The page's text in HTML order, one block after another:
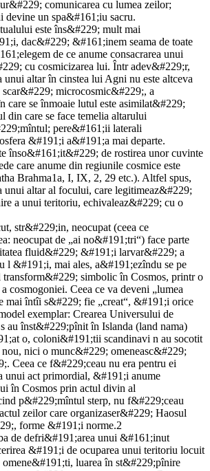
comunicarea cu lumea zeilor;
devine un spa&#161;iu sacru.
este îns&#229; mult mai
dac&#229; &#161;inem seama de toate
de ce anume consacrarea unui
cu cosmicizarea lui. Într adev&#229;r,
altar în cinstea lui Agni nu este altceva
scar&#229; microcosmic&#229;, a
care se înmoaie lutul este asimilat&#229;
din care se face temelia altarului
pere&#161;ii laterali
&#191;i a&#191;a mai departe.
înso&#161;it&#229; de rostirea unor cuvinte
care anume din regiunile cosmice este
Brahma1a, I, IX, 2, 29 etc.). Altfel spus,
altar al focului, care legitimeaz&#229;
a unui teritoriu, echivaleaz&#229; cu o
str&#229;in, neocupat (ceea ce
neocupat de „ai no&#191;tri“) face parte
fluid&#229; &#191;i larvar&#229; a
l &#191;i, mai ales, a&#191;ezîndu se pe
simbolic în Cosmos, printr o
cosmogoniei. Ceea ce va deveni „lumea
mai întîi s&#229; fie „creat“, &#191;i orice
exemplar: Crearea Universului de
au înst&#229;pînit în Islanda (land nama)
o, coloni&#191;tii scandinavi n au socotit
nici o munc&#229; omeneasc&#229;
Ceea ce f&#229;ceau nu era pentru ei
unui act primordial, &#191;i anume
în Cosmos prin actul divin al
p&#229;mîntul sterp, nu f&#229;ceau
zeilor care organizaser&#229; Haosul
forme &#191;i norme.2
de defri&#191;area unui &#161;inut
&#191;i de ocuparea unui teritoriu locuit
luarea în st&#229;pînire